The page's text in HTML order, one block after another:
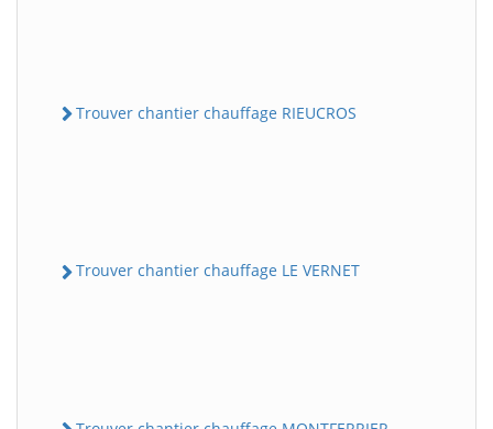
Trouver chantier chauffage RIEUCROS
Trouver chantier chauffage LE VERNET